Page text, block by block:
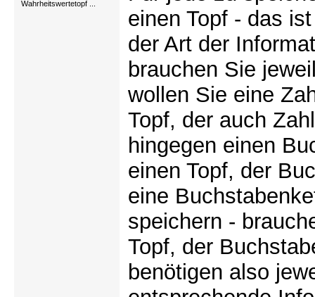
Wahrheitswertetopf ...
einen Topf - das
der Art der
brauchen Sie
wollen Sie eine
Topf, der auch
hingegen einen
einen Topf, der
eine
speichern -
Topf, der
benötigen also